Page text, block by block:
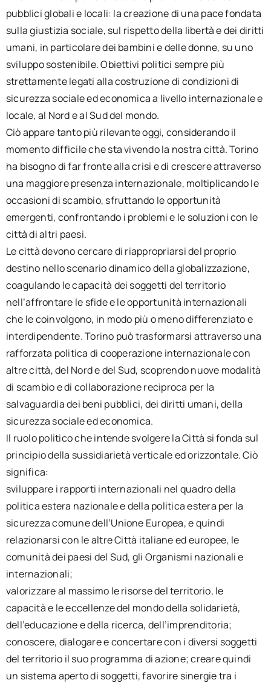
pubblici globali e locali: la creazione di una pace fondata
sulla giustizia sociale, sul rispetto della libertà e dei diritti
umani, in particolare dei bambini e delle donne, su uno
sviluppo sostenibile. Obiettivi politici sempre più
strettamente legati alla costruzione di condizioni di
sicurezza sociale ed economica a livello internazionale e
locale, al Nord e al Sud del mondo.
Ciò appare tanto più rilevante oggi, considerando il
momento difficile che sta vivendo la nostra città. Torino
ha bisogno di far fronte alla crisi e di crescere attraverso
una maggiore presenza internazionale, moltiplicando le
occasioni di scambio, sfruttando le opportunità
emergenti, confrontando i problemi e le soluzioni con le
città di altri paesi.
Le città devono cercare di riappropriarsi del proprio
destino nello scenario dinamico della globalizzazione,
coagulando le capacità dei soggetti del territorio
nell’affrontare le sfide e le opportunità internazionali
che le coinvolgono, in modo più o meno differenziato e
interdipendente. Torino può trasformarsi attraverso una
rafforzata politica di cooperazione internazionale con
altre città, del Nord e del Sud, scoprendo nuove modalità
di scambio e di collaborazione reciproca per la
salvaguardia dei beni pubblici, dei diritti umani, della
sicurezza sociale ed economica.
Il ruolo politico che intende svolgere la Città si fonda sul
principio della sussidiarietà verticale ed orizzontale. Ciò
significa:
sviluppare i rapporti internazionali nel quadro della
politica estera nazionale e della politica estera per la
sicurezza comune dell’Unione Europea, e quindi
relazionarsi con le altre Città italiane ed europee, le
comunità dei paesi del Sud, gli Organismi nazionali e
internazionali;
valorizzare al massimo le risorse del territorio, le
capacità e le eccellenze del mondo della solidarietà,
dell’educazione e della ricerca, dell’imprenditoria;
conoscere, dialogare e concertare con i diversi soggetti
del territorio il suo programma di azione; creare quindi
un sistema aperto di soggetti, favorire sinergie tra i